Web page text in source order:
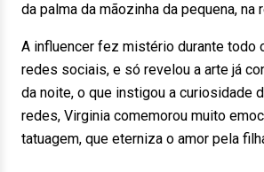
da palma da mãozinha da pequena, na
A influencer fez mistério durante todo
redes sociais, e só revelou a arte já
da noite, o que instigou a curiosidade
redes, Virginia comemorou muito
tatuagem, que eterniza o amor pela